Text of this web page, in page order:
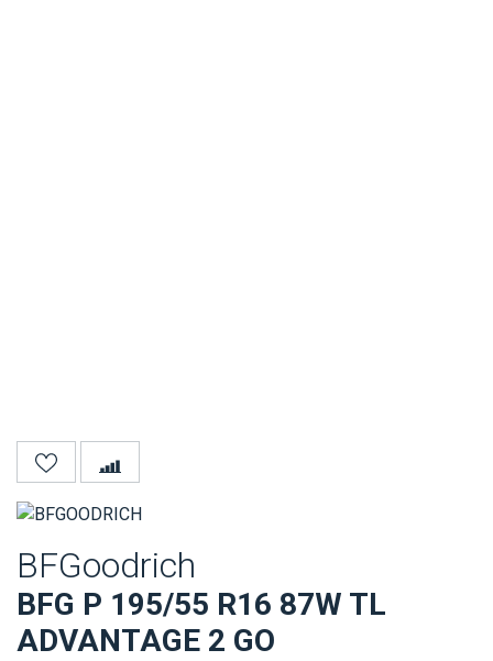
BFGoodrich
BFG P 195/55 R16 87W TL
ADVANTAGE 2 GO